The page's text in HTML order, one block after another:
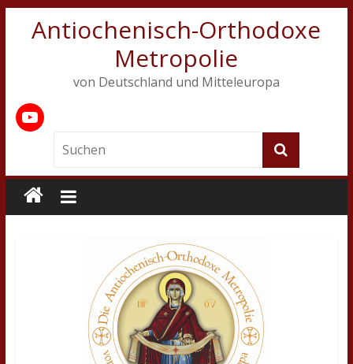
Antiochenisch-Orthodoxe
Metropolie
von Deutschland und Mitteleuropa